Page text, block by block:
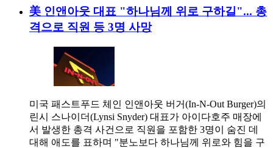
美 인앤아웃 대표 "하나님께 위로 구하길"... 총
격으로 직원 등 3명 사망
미국 패스트푸드 체인 인앤아웃 버거(In-N-Out Burger)의
린시 스나이더(Lynsi Snyder) 대표가 아이다호주 매장에
서 발생한 총격 사건으로 직원을 포함한 3명이 숨진 데
대해 애도를 표하며 "분노보다 하나님께 위로와 힘을 구